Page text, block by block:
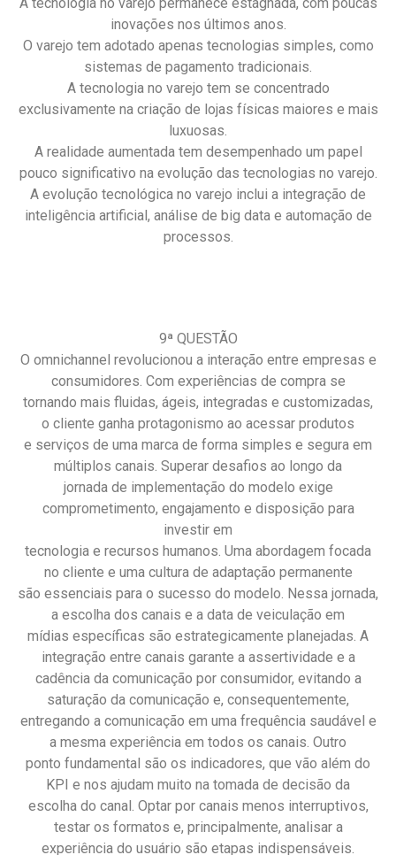
inovações nos últimos anos.
O varejo tem adotado apenas tecnologias simples, como
sistemas de pagamento tradicionais.
A tecnologia no varejo tem se concentrado
exclusivamente na criação de lojas físicas maiores e mais
luxuosas.
A realidade aumentada tem desempenhado um papel
pouco significativo na evolução das tecnologias no varejo.
A evolução tecnológica no varejo inclui a integração de
inteligência artificial, análise de big data e automação de
processos.
9ª QUESTÃO
O omnichannel revolucionou a interação entre empresas e
consumidores. Com experiências de compra se
tornando mais fluidas, ágeis, integradas e customizadas,
o cliente ganha protagonismo ao acessar produtos
e serviços de uma marca de forma simples e segura em
múltiplos canais. Superar desafios ao longo da
jornada de implementação do modelo exige
comprometimento, engajamento e disposição para
investir em
tecnologia e recursos humanos. Uma abordagem focada
no cliente e uma cultura de adaptação permanente
são essenciais para o sucesso do modelo. Nessa jornada,
a escolha dos canais e a data de veiculação em
mídias específicas são estrategicamente planejadas. A
integração entre canais garante a assertividade e a
cadência da comunicação por consumidor, evitando a
saturação da comunicação e, consequentemente,
entregando a comunicação em uma frequência saudável e
a mesma experiência em todos os canais. Outro
ponto fundamental são os indicadores, que vão além do
KPI e nos ajudam muito na tomada de decisão da
escolha do canal. Optar por canais menos interruptivos,
testar os formatos e, principalmente, analisar a
experiência do usuário são etapas indispensáveis.